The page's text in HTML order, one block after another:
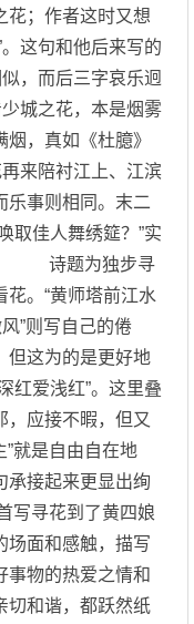
花；作者这时又想
这句和他后来写的
，而后三字哀乐迥
城之花，本是烟雾
，真如《杜臆》
来陪衬江上、江滨
乐事则相同。末二
取佳人舞绣筵？”实
。 诗题为独步寻
。“黄师塔前江水
”则写自己的倦
但这为的是更好地
红爱浅红”。这里叠
，应接不暇，但又
”就是自由自在地
承接起来更显出绚
寻花到了黄四娘
场面和感触，描写
事物的热爱之情和
切和谐，都跃然纸